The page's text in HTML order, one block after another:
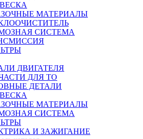
МАТЕРИАЛЫ
СИСТЕМА
ДВИГАТЕЛЯ
ДЛЯ ТО
ДЕТАЛИ
МАТЕРИАЛЫ
СИСТЕМА
И ЗАЖИГАНИЕ